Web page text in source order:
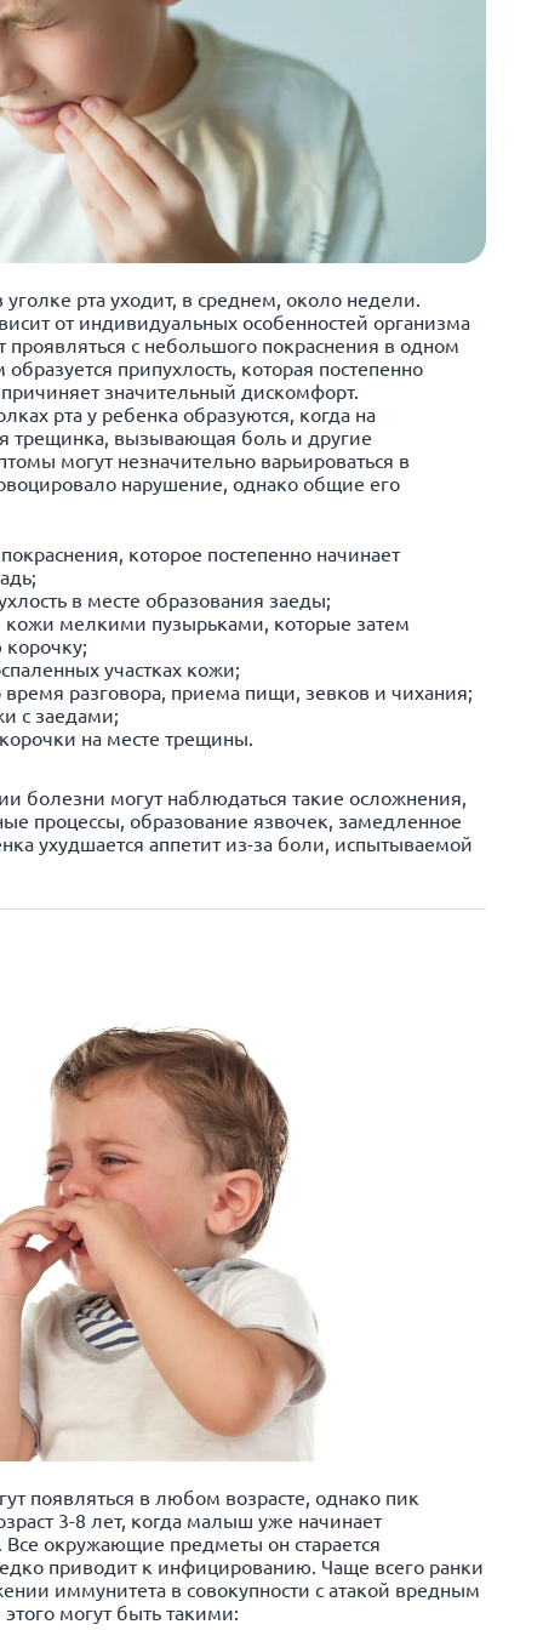
рта уходит, в среднем, около недели.
от индивидуальных особенностей организма
проявляться с небольшого покраснения в одном
припухлость, которая постепенно
значительный дискомфорт.
рта у ребенка образуются, когда на
трещинка, вызывающая боль и другие
могут незначительно варьироваться в
нарушение, однако общие его
которое постепенно начинает
в месте образования заеды;
мелкими пузырьками, которые затем
участках кожи;
время разговора, приема пищи, зевков и чихания;
с заедами;
на месте трещины.
болезни могут наблюдаться такие осложнения,
процессы, образование язвочек, замедленное
ухудшается аппетит из-за боли, испытываемой
появляться в любом возрасте, однако пик
3-8 лет, когда малыш уже начинает
Все окружающие предметы он старается
приводит к инфицированию. Чаще всего ранки
иммунитета в совокупности с атакой вредным
могут быть такими: